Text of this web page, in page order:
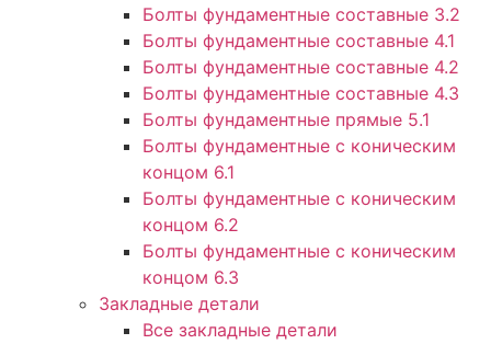
Болты фундаментные составные 3.2
Болты фундаментные составные 4.1
Болты фундаментные составные 4.2
Болты фундаментные составные 4.3
Болты фундаментные прямые 5.1
Болты фундаментные с коническим
концом 6.1
Болты фундаментные с коническим
концом 6.2
Болты фундаментные с коническим
концом 6.3
Закладные детали
Все закладные детали